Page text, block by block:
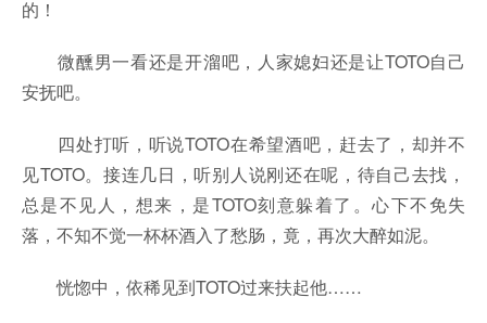
的！
微醺男一看还是开溜吧，人家媳妇还是让TOTO自己
安抚吧。
四处打听，听说TOTO在希望酒吧，赶去了，却并不
见TOTO。接连几日，听别人说刚还在呢，待自己去找，
总是不见人，想来，是TOTO刻意躲着了。心下不免失
落，不知不觉一杯杯酒入了愁肠，竟，再次大醉如泥。
恍惚中，依稀见到TOTO过来扶起他……